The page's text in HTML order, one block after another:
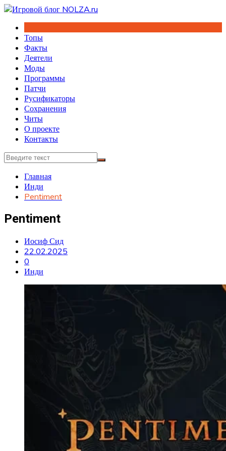
Перейти
содержимому
Топы
Факты
Деятели
Моды
Программы
Патчи
Русификаторы
Сохранения
Читы
О проекте
Контакты
Главная
Инди
Pentiment
Pentiment
Иосиф Сид
22.02.2025
0
Инди